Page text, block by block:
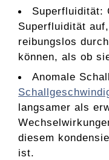
Superfluidität:
Superfluidität
reibungslos
können, als ob
Anomale
langsamer als
diesem
ist.